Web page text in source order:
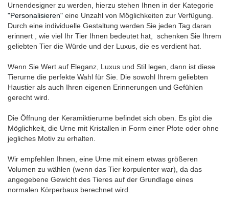
Urnendesigner zu werden, hierzu stehen Ihnen in der Kategorie
"Personalisieren" eine Unzahl von Möglichkeiten zur Verfügung.
Durch eine individuelle Gestaltung werden Sie jeden Tag daran
erinnert , wie viel Ihr Tier Ihnen bedeutet hat, schenken Sie Ihrem
geliebten Tier die Würde und der Luxus, die es verdient hat.
Wenn Sie Wert auf Eleganz, Luxus und Stil legen, dann ist diese
Tierurne die perfekte Wahl für Sie. Die sowohl Ihrem geliebten
Haustier als auch Ihren eigenen Erinnerungen und Gefühlen
gerecht wird.
Die Öffnung der Keramiktierurne befindet sich oben. Es gibt die
Möglichkeit, die Urne mit Kristallen in Form einer Pfote oder ohne
jegliches Motiv zu erhalten.
Wir empfehlen Ihnen, eine Urne mit einem etwas größeren
Volumen zu wählen (wenn das Tier korpulenter war), da das
angegebene Gewicht des Tieres auf der Grundlage eines
normalen Körperbaus berechnet wird.